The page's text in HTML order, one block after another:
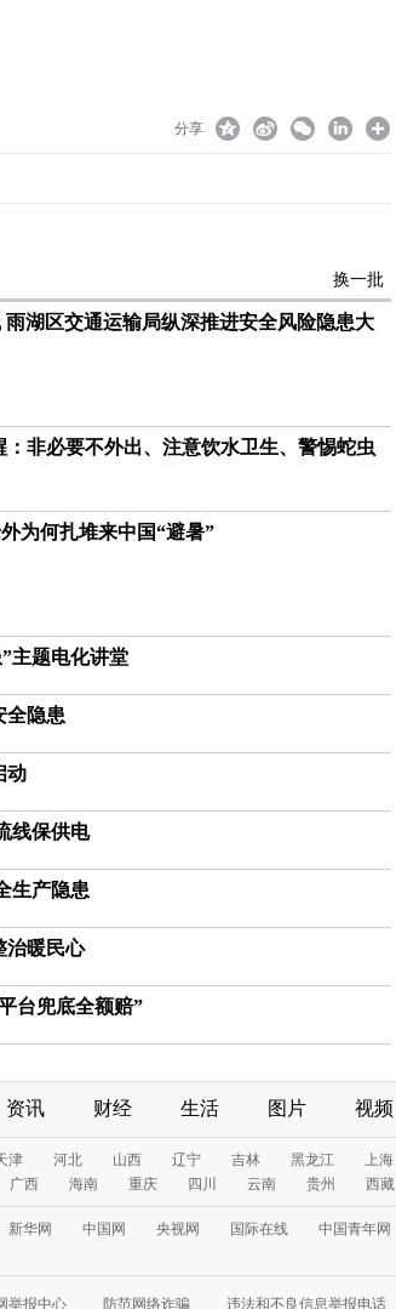
分享
换一批
湖区交通运输局纵深推进安全风险隐患大
非必要不外出、注意饮水卫生、警惕蛇虫
为何扎堆来中国“避暑”
主题电化讲堂
全隐患
动
线保供电
生产隐患
治暖民心
台兜底全额赔”
资讯 财经 生活 图片 视频
津 河北 山西 辽宁 吉林 黑龙江 上海
广西 海南 重庆 四川 云南 贵州 西藏
新华网 中国网 央视网 国际在线 中国青年网
举报中心 防范网络诈骗 违法和不良信息举报电话